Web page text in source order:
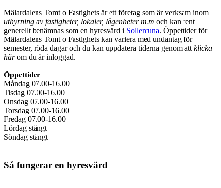
Mälardalens Tomt o Fastighets är ett företag som är verksam inom
uthyrning av fastigheter, lokaler, lägenheter m.m och kan rent
generellt benämnas som en hyresvärd i Sollentuna. Öppettider för
Mälardalens Tomt o Fastighets kan variera med undantag för
semester, röda dagar och du kan uppdatera tiderna genom att klicka
härom du är inloggad.
Öppettider
Måndag 07.00-16.00
Tisdag 07.00-16.00
Onsdag 07.00-16.00
Torsdag 07.00-16.00
Fredag 07.00-16.00
Lördag stängt
Söndag stängt
Så fungerar en hyresvärd